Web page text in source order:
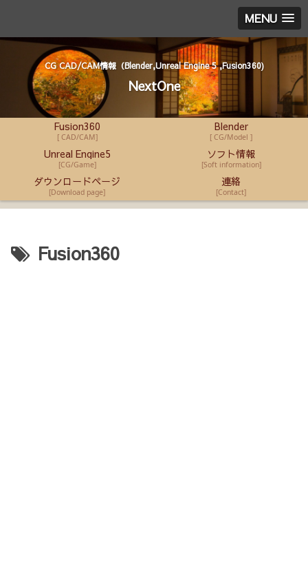
MENU
CG CAD/CAM情報（Blender,Unreal Engine 5 ,Fusion360)
NextOne
Fusion360
[ CAD/CAM]
Blender
[ CG/Model ]
Unreal Engine5
[CG/Game]
ソフト情報
[Soft information]
ダウンロードページ
[Download page]
連絡
[Contact]
Fusion360